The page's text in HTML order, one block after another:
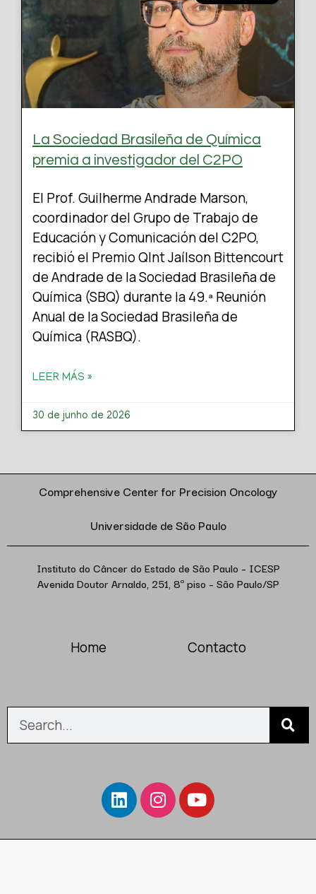
La Sociedad Brasileña de Química
premia a investigador del C2PO
El Prof. Guilherme Andrade Marson,
coordinador del Grupo de Trabajo de
Educación y Comunicación del C2PO,
recibió el Premio QInt Jaílson Bittencourt
de Andrade de la Sociedad Brasileña de
Química (SBQ) durante la 49.ª Reunión
Anual de la Sociedad Brasileña de
Química (RASBQ).
LEER MÁS »
30 de junho de 2026
Comprehensive Center for Precision Oncology
Universidade de São Paulo
Instituto do Câncer do Estado de São Paulo – ICESP
Avenida Doutor Arnaldo, 251, 8º piso – São Paulo/SP
Home Contacto